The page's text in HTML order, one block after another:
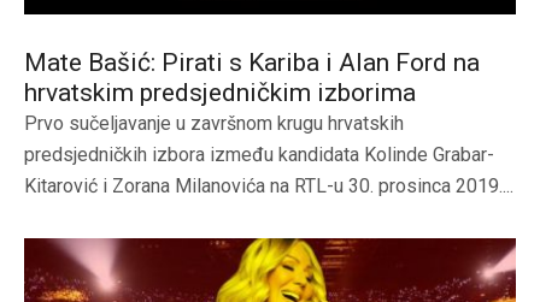
Mate Bašić: Pirati s Kariba i Alan Ford na
hrvatskim predsjedničkim izborima
Prvo sučeljavanje u završnom krugu hrvatskih
predsjedničkih izbora između kandidata Kolinde Grabar-
Kitarović i Zorana Milanovića na RTL-u 30. prosinca 2019....